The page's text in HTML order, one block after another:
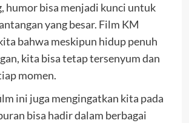
humor bisa menjadi kunci untuk
yang besar. Film KM
bahwa meskipun hidup penuh
kita bisa tetap tersenyum dan
momen.
ini juga mengingatkan kita pada
bisa hadir dalam berbagai